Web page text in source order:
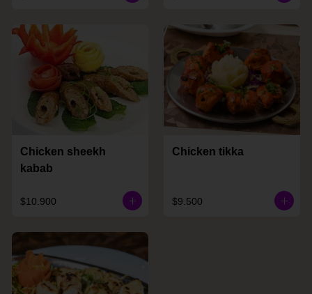
Chicken sheekh
kabab
$10.900
Chicken tikka
$9.500